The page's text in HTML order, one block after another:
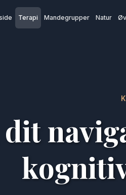
Terapi Mandegrupper Natur